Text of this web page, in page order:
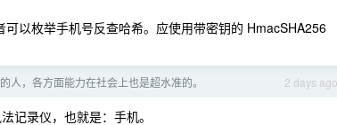
以枚举手机号反查哈希。应使用带密钥的 HmacSHA256
2 days ago
人，各方面能力在社会上也是超水准的。
记录仪，也就是：手机。